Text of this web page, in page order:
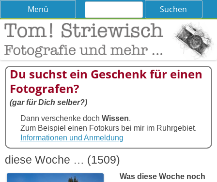
Tom! Striewisch – Fotografieren
lernen
Tipps und Tricks und Meinungen zur Fotografie
Menü
Skip
content
Suchen
Du suchst ein Geschenk für einen
Fotografen?
(gar für Dich selber?)
Dann verschenke doch Wissen.
Zum Beispiel einen Fotokurs bei mir im Ruhrgebiet.
Informationen und Anmeldung
diese Woche … (1509)
Was diese Woche noch